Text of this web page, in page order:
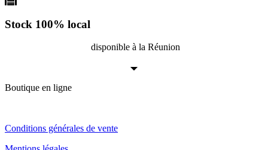
Stock 100% local
disponible à la Réunion
Boutique en ligne
Conditions générales de vente